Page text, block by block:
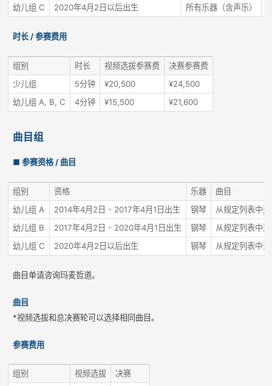
幼儿组 C
2020年4月2日以后出生 所有乐器（含声乐）
时长 / 参赛费用
组别 时长 视频选拔参赛费
决赛参赛费
少儿组
5分钟 ¥20,500
¥24,500
幼儿组 A, B, C
4分钟 ¥15,500 ¥21,600
曲目组
■ 参赛资格 / 曲目
组别 资格 乐器
曲目
幼儿组 A
2014年4月2日 - 2017年4月1日出生 钢琴
从规定列表中
幼儿组 B
2017年4月2日 - 2020年4月1日出生 钢琴
从规定列表中
幼儿组 C
2020年4月2日以后出生 钢琴 从规定列表中
曲目单请咨询玛麦哲道。
曲目
*视频选拔和总决赛轮可以选择相同曲目。
参赛费用
组别 视频选拔
决赛